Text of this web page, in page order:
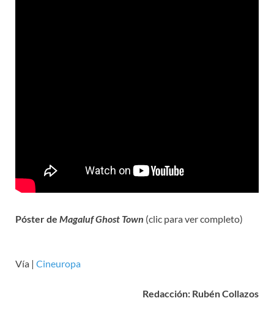
Póster de Magaluf Ghost Town (clic para ver completo)
Vía | Cineuropa
Redacción: Rubén Collazos